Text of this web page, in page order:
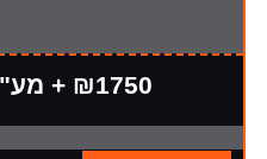
₪1750 + מע"מ